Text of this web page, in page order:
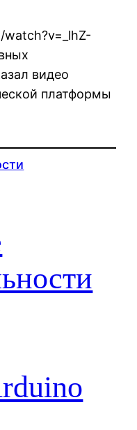
видео
платформы